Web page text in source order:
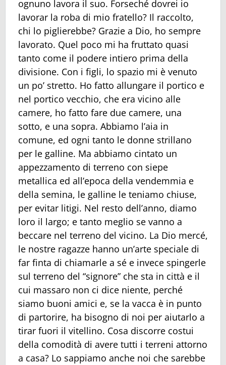
ognuno lavora il suo. Forseché dovrei io
lavorar la roba di mio fratello? Il raccolto,
chi lo piglierebbe? Grazie a Dio, ho sempre
lavorato. Quel poco mi ha fruttato quasi
tanto come il podere intiero prima della
divisione. Con i figli, lo spazio mi è venuto
un po’ stretto. Ho fatto allungare il portico e
nel portico vecchio, che era vicino alle
camere, ho fatto fare due camere, una
sotto, e una sopra. Abbiamo l’aia in
comune, ed ogni tanto le donne strillano
per le galline. Ma abbiamo cintato un
appezzamento di terreno con siepe
metallica ed all’epoca della vendemmia e
della semina, le galline le teniamo chiuse,
per evitar litigi. Nel resto dell’anno, diamo
loro il largo; e tanto meglio se vanno a
beccare nel terreno del vicino. La Dio mercé,
le nostre ragazze hanno un’arte speciale di
far finta di chiamarle a sé e invece spingerle
sul terreno del “signore” che sta in città e il
cui massaro non ci dice niente, perché
siamo buoni amici e, se la vacca è in punto
di partorire, ha bisogno di noi per aiutarlo a
tirar fuori il vitellino. Cosa discorre costui
della comodità di avere tutti i terreni attorno
a casa? Lo sappiamo anche noi che sarebbe